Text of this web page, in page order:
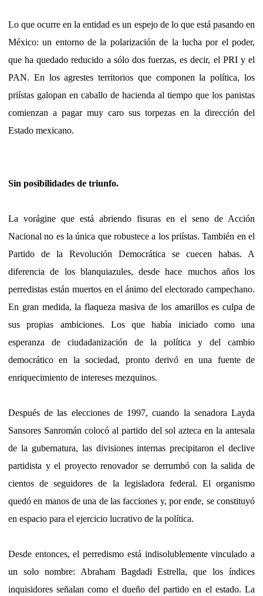
Lo que ocurre en la entidad es un espejo de lo que está pasando en
México: un entorno de la polarización de la lucha por el poder,
que ha quedado reducido a sólo dos fuerzas, es decir, el PRI y el
PAN. En los agrestes territorios que componen la política, los
priístas galopan en caballo de hacienda al tiempo que los panistas
comienzan a pagar muy caro sus torpezas en la dirección del
Estado mexicano.
Sin posibilidades de triunfo.
La vorágine que está abriendo fisuras en el seno de Acción
Nacional no es la única que robustece a los priístas. También en el
Partido de la Revolución Democrática se cuecen habas. A
diferencia de los blanquiazules, desde hace muchos años los
perredistas están muertos en el ánimo del electorado campechano.
En gran medida, la flaqueza masiva de los amarillos es culpa de
sus propias ambiciones. Los que había iniciado como una
esperanza de ciudadanización de la política y del cambio
democrático en la sociedad, pronto derivó en una fuente de
enriquecimiento de intereses mezquinos.
Después de las elecciones de 1997, cuando la senadora Layda
Sansores Sanromán colocó al partido del sol azteca en la antesala
de la gubernatura, las divisiones internas precipitaron el declive
partidista y el proyecto renovador se derrumbó con la salida de
cientos de seguidores de la legisladora federal. El organismo
quedó en manos de una de las facciones y, por ende, se constituyó
en espacio para el ejercicio lucrativo de la política.
Desde entonces, el perredismo está indisolublemente vinculado a
un solo nombre: Abraham Bagdadi Estrella, que los índices
inquisidores señalan como el dueño del partido en el estado. La